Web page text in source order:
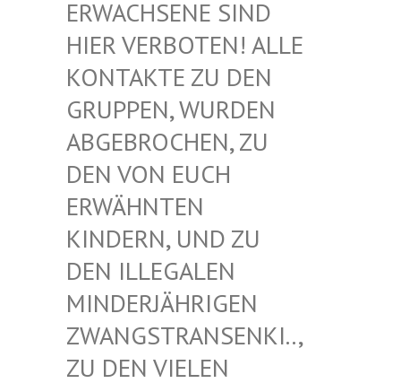
RWACHSENE SIND H
IER VERBOTEN! ALLE K
ONTAKTE ZU DEN G
RUPPEN, WURDEN A
BGEBROCHEN, ZU D
EN VON EUCH E
RWÄHNTEN K
INDERN, UND ZU D
EN ILLEGALEN M
INDERJÄHRIGEN Z
WANGSTRANSENKI.., Z
U DEN VIELEN A